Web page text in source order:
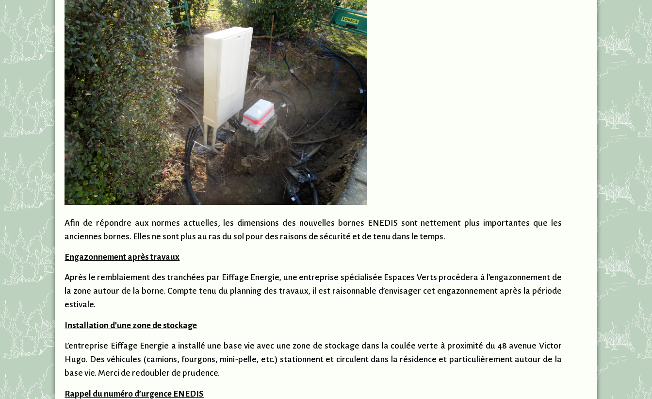
Afin de répondre aux normes actuelles, les dimensions des nouvelles bornes ENEDIS sont nettement plus importantes que les
anciennes bornes. Elles ne sont plus au ras du sol pour des raisons de sécurité et de tenu dans le temps.
Engazonnement après travaux
Après le remblaiement des tranchées par Eiffage Energie, une entreprise spécialisée Espaces Verts procédera à l’engazonnement de
la zone autour de la borne. Compte tenu du planning des travaux, il est raisonnable d’envisager cet engazonnement après la période
estivale.
Installation d’une zone de stockage
L’entreprise Eiffage Energie a installé une base vie avec une zone de stockage dans la coulée verte à proximité du 48 avenue Victor
Hugo. Des véhicules (camions, fourgons, mini-pelle, etc.) stationnent et circulent dans la résidence et particulièrement autour de la
base vie. Merci de redoubler de prudence.
Rappel du numéro d’urgence ENEDIS